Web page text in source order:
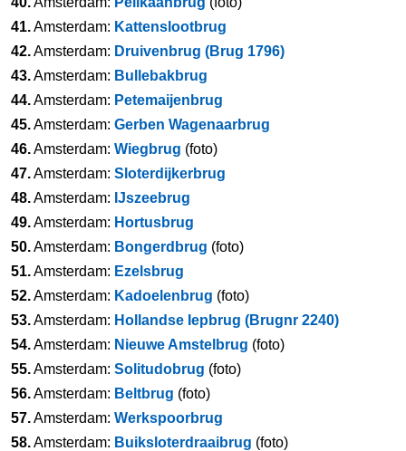
41.Amsterdam: Kattenslootbrug
42.Amsterdam: Druivenbrug (Brug 1796)
43.Amsterdam: Bullebakbrug
44.Amsterdam: Petemaijenbrug
45.Amsterdam: Gerben Wagenaarbrug
46.Amsterdam: Wiegbrug (foto)
47.Amsterdam: Sloterdijkerbrug
48.Amsterdam: IJszeebrug
49.Amsterdam: Hortusbrug
50.Amsterdam: Bongerdbrug (foto)
51.Amsterdam: Ezelsbrug
52.Amsterdam: Kadoelenbrug (foto)
53.Amsterdam: Hollandse Iepbrug (Brugnr 2240)
54.Amsterdam: Nieuwe Amstelbrug (foto)
55.Amsterdam: Solitudobrug (foto)
56.Amsterdam: Beltbrug (foto)
57.Amsterdam: Werkspoorbrug
58.Amsterdam: Buiksloterdraaibrug (foto)